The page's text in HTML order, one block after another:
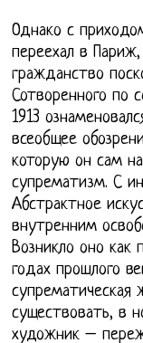
Однако с
переехал в
гражданство
Сотворенного по
1913
всеобщее
которую он сам
супрематизм. С
Абстрактное
внутренним
Возникло оно
годах прошлого
супрематическая
существовать, в
художник –